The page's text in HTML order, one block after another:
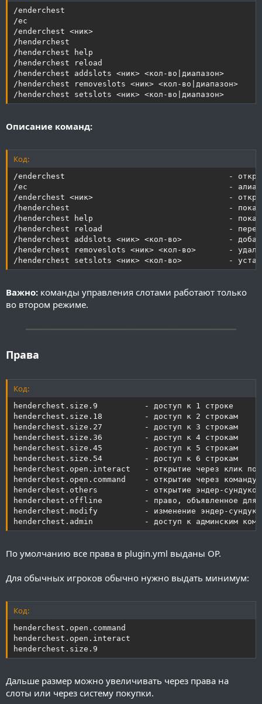
/enderchest
/ec
/enderchest <ник>
/henderchest
/henderchest help
/henderchest reload
/henderchest addslots <ник> <кол-во|диапазон>
/henderchest removeslots <ник> <кол-во|диапазон>
/henderchest setslots <ник> <кол-во|диапазон>
Описание команд:
Код:
/enderchest                                   - открыть
/ec                                           - алиас
/enderchest <ник>                             - открыть
/henderchest                                  - показать
/henderchest help                             - показать
/henderchest reload                           -
/henderchest addslots <ник> <кол-во>          -
/henderchest removeslots <ник> <кол-во>       -
/henderchest setslots <ник> <кол-во>          -
Важно: команды управления слотами работают только
во втором режиме.
━━━━━━━━━━━━━━━━━━━━━━━━━━━━━━━━━━━━━━━━
Права
Код:
henderchest.size.9          - доступ к 1 строке
henderchest.size.18         - доступ к 2 строкам
henderchest.size.27         - доступ к 3 строкам
henderchest.size.36         - доступ к 4 строкам
henderchest.size.45         - доступ к 5 строкам
henderchest.size.54         - доступ к 6 строкам
henderchest.open.interact   - открытие через клик по
henderchest.open.command    - открытие через команду
henderchest.others          - открытие эндер-сундуков
henderchest.offline         - право, объявленное для
henderchest.modify          - изменение эндер-
henderchest.admin           - доступ к админским
По умолчанию все права в plugin.yml выданы OP.
Для обычных игроков обычно нужно выдать минимум:
Код:
henderchest.open.command
henderchest.open.interact
henderchest.size.9
Дальше размер можно увеличивать через права на
слоты или через систему покупки.